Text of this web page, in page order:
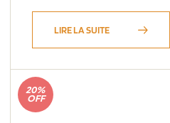
LIRE LA SUITE
20%
OFF